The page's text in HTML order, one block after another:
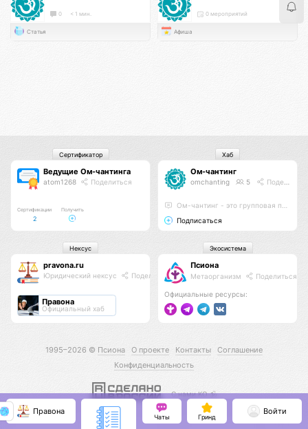
0 < 1 мин.
Статья
0 мероприятий
Афиша
Ведущие Ом-чантинга
atom1268 Поделиться
Сертификации
2
Получить
Сертификатор
Ом-чантинг
omchanting 5 Поделиться
Ом-чантинг - это групповая практика пропевания звука Ом
Подписаться
Хаб
pravona.ru
Юридический нексус Поделиться
Правона
Официальный хаб
Нексус
Псиона
Метаорганизм Поделиться
Официальные ресурсы:
Экосистема
1995–2026 © Псиона О проекте Контакты
Соглашение
Конфиденциальность
С нами КО 🕉️
Правона
Чаты Гринд
Войти